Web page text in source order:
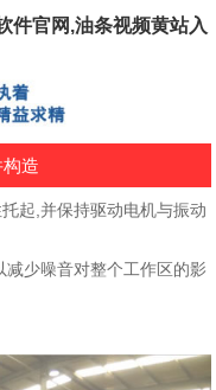
件官网,油条视频黄站入
造
起,并保持驱动电机与振动
少噪音对整个工作区的影